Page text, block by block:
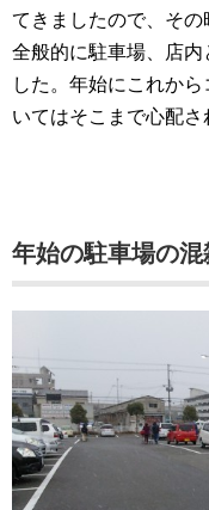
てきましたので、その
全般的に駐車場、店
した。年始にこれか
いてはそこまで心配さ
年始の駐車場の混